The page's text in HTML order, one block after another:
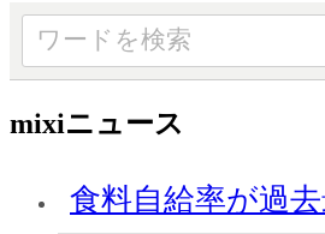
mixiニュース
食料自給率が過